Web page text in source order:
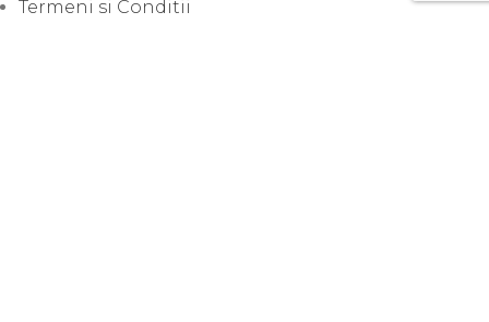
Termeni si Conditii